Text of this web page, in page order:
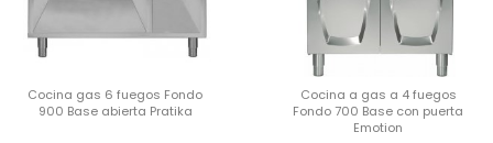
Cocina gas 6 fuegos Fondo
900 Base abierta Pratika
Cocina a gas a 4 fuegos
Fondo 700 Base con puerta
Emotion